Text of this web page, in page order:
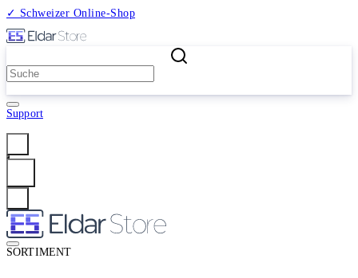
✓ Schweizer Online-Shop
Support
SORTIMENT